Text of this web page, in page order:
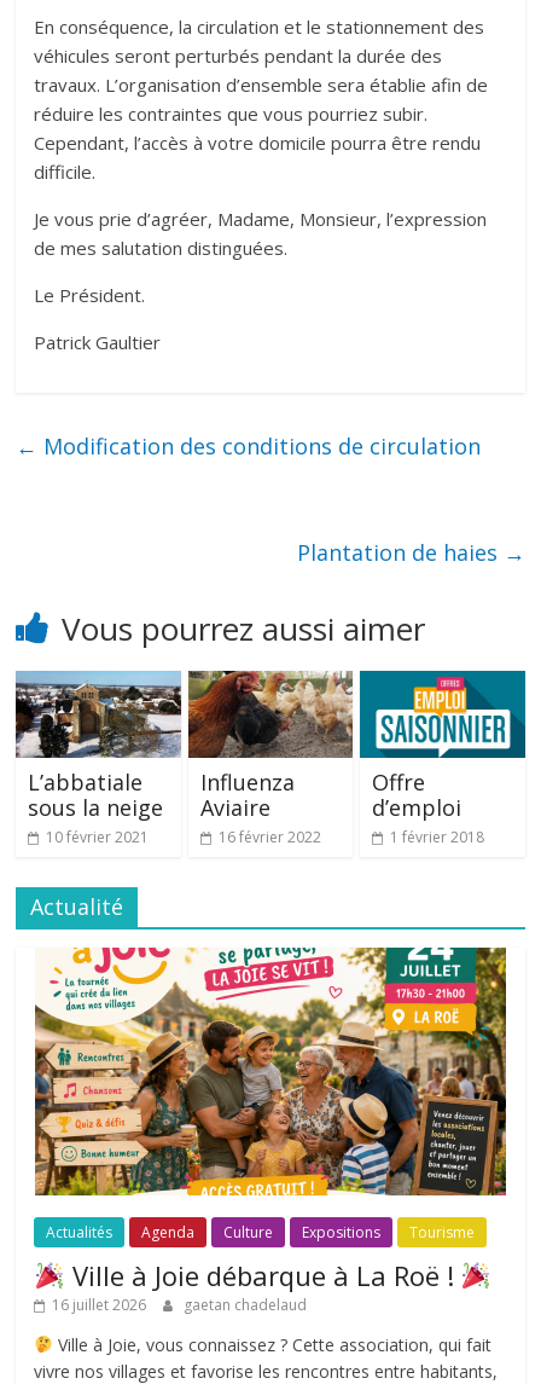
En conséquence, la circulation et le stationnement des
véhicules seront perturbés pendant la durée des
travaux. L’organisation d’ensemble sera établie afin de
réduire les contraintes que vous pourriez subir.
Cependant, l’accès à votre domicile pourra être rendu
difficile.
Je vous prie d’agréer, Madame, Monsieur, l’expression
de mes salutation distinguées.
Le Président.
Patrick Gaultier
← Modification des conditions de circulation
Plantation de haies →
Vous pourrez aussi aimer
L’abbatiale
sous la neige
10 février 2021
Influenza
Aviaire
16 février 2022
Offre
d’emploi
1 février 2018
Actualité
Actualités Agenda Culture Expositions Tourisme
Ville à Joie débarque à La Roë !
16 juillet 2026 gaetan chadelaud
Ville à Joie, vous connaissez ? Cette association, qui fait
vivre nos villages et favorise les rencontres entre habitants,